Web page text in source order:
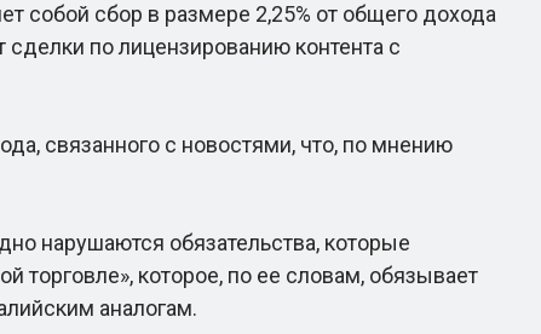
собой сбор в размере 2,25% от общего дохода
по лицензированию контента с
связанного с новостями, что, по мнению
нарушаются обязательства, которые
торговле», которое, по ее словам, обязывает
аналогам.